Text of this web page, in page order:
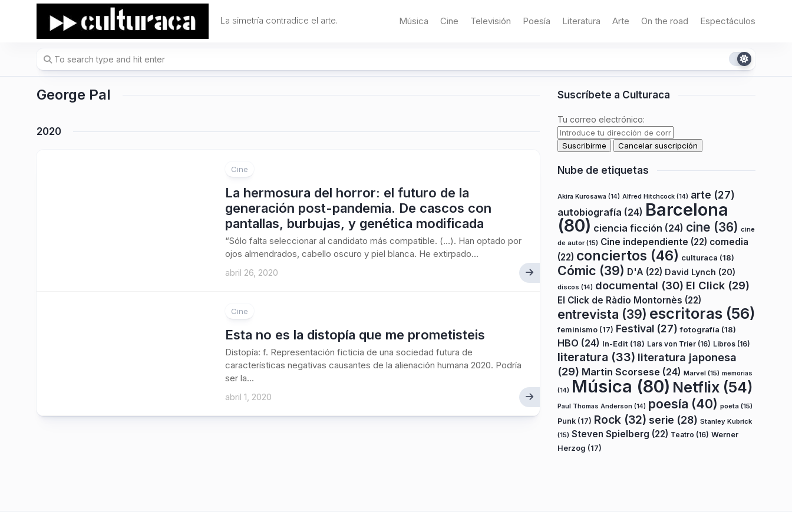
La simetría contradice el arte. Música Cine Televisión Poesía Literatura Arte On the road Espectáculos
George Pal
2020
Cine
La hermosura del horror: el futuro de la
generación post-pandemia. De cascos con
pantallas, burbujas, y genética modificada
“Sólo falta seleccionar al candidato más compatible. (…). Han optado por
ojos almendrados, cabello oscuro y piel blanca. He extirpado...
abril 26, 2020
Cine
Esta no es la distopía que me prometisteis
Distopía: f. Representación ficticia de una sociedad futura de
características negativas causantes de la alienación humana 2020. Podría
ser la...
abril 1, 2020
Suscríbete a Culturaca
Tu correo electrónico:
Nube de etiquetas
Akira Kurosawa (14) Alfred Hitchcock (14) arte (27)
autobiografía (24) Barcelona
(80) ciencia ficción (24) cine (36) cine
de autor(15) Cine independiente (22) comedia
(22) conciertos (46) culturaca (18)
Cómic (39) D'A (22) David Lynch (20)
discos (14) documental (30) El Click (29)
El Click de Ràdio Montornès (22)
entrevista (39) escritoras (56)
feminismo (17) Festival (27) fotografía (18)
HBO (24) In-Edit (18) Lars von Trier (16) Libros (16)
literatura (33) literatura japonesa
(29) Martin Scorsese (24) Marvel (15) memorias
(14) Música (80) Netflix (54)
Paul Thomas Anderson (14) poesía (40) poeta (15)
Punk (17) Rock (32) serie (28) Stanley Kubrick
(15) Steven Spielberg (22) Teatro (16) Werner
Herzog (17)